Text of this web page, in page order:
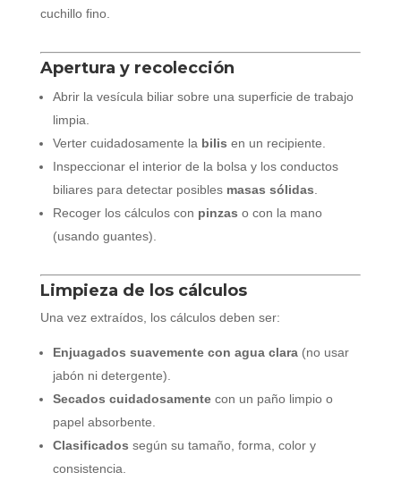
cuchillo fino.
Apertura y recolección
Abrir la vesícula biliar sobre una superficie de trabajo
limpia.
Verter cuidadosamente la bilis en un recipiente.
Inspeccionar el interior de la bolsa y los conductos
biliares para detectar posibles masas sólidas
Recoger los cálculos con pinzas o con la mano
(usando guantes).
Limpieza de los cálculos
Una vez extraídos, los cálculos deben ser:
Enjuagados suavemente con agua clara(no usar
jabón ni detergente).
Secados cuidadosamentecon un paño limpio o
papel absorbente.
Clasificados según su tamaño, forma, color y
consistencia.